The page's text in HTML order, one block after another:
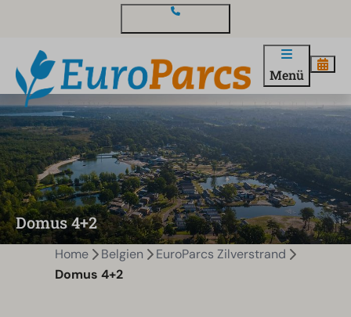
Menü
Domus 4+2
Home Belgien
EuroParcs Zilverstrand
Domus 4+2